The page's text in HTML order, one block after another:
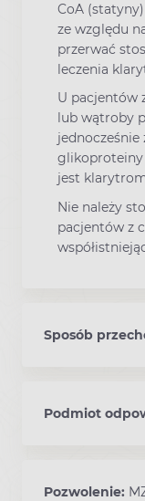
CoA
ze względu
przerwać
leczenia
U pacjentów
lub wątroby
glikoproteiny
jest
Nie należy
pacjentów z
Sposób
Podmiot
Pozwolenie: